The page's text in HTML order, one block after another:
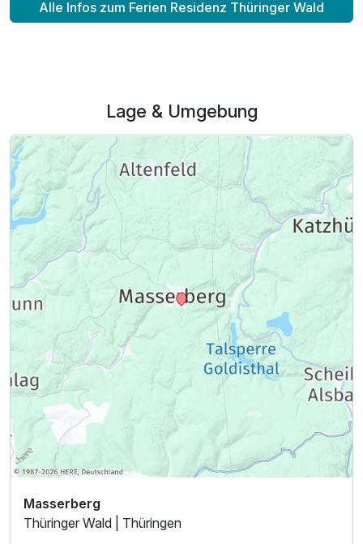
Ausstattung
Für 4 Tage p.P. ab 260,00 €
Einzelzimmer
1 Erwachsenen
Alle Infos zum Ferien Residenz Thüringer Wald
Lage & Umgebung
Masserberg
Thüringer Wald | Thüringen